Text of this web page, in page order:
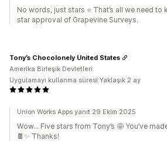
No words, just stars ⭐ That’s all we need
star approval of Grapevine Surveys.
Tony’s Chocolonely United States
Amerika Birleşik Devletleri
Uygulamayı kullanma süresi:Yaklaşık 2 ay
Union Works Apps yanıt 29 Ekim 2025
Wow... Five stars from Tony’s 🤩 You’ve
🍫✨ Thanks!